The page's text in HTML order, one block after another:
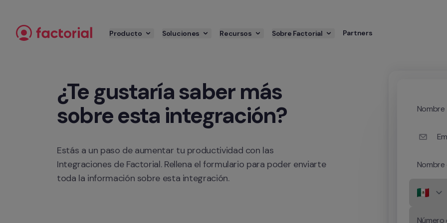
Producto Soluciones Recursos Sobre Factorial Partners
¿Te gustaría saber más
sobre esta integración?
Estás a un paso de aumentar tu productividad con las
Integraciones de Factorial. Rellena el formulario para poder enviarte
toda la información sobre esta integración.
Nombre
Nombre